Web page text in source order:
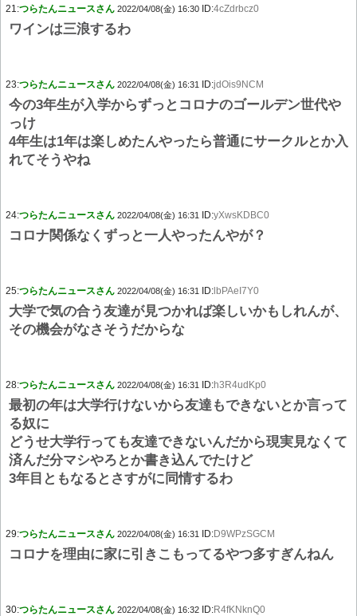
21:つらたんニュースさん 2022/04/08(金) 16:30 ID:4cZdrbcz0
ワインは三浪するわ
23:つらたんニュースさん 2022/04/08(金) 16:31 ID:jdOis9NCM
今の3年生が入学からずっとコロナのゴールデン世代や
っけ
4年生は1年は楽しめたんやったら普通にサークルとか入
れてそうやね
24:つらたんニュースさん 2022/04/08(金) 16:31 ID:yXwsKDBC0
コロナ関係なくずっと一人やったんやが？
25:つらたんニュースさん 2022/04/08(金) 16:31 ID: lbPAeI7Y0
大学で気の合う友達が見つかれば楽しいかもしれんが、
その機会がなさそうだからな
28:つらたんニュースさん 2022/04/08(金) 16:31 ID:h3R4udKp0
最初の年は大学行けないから友達もできないとか言って
る奴に
どうせ大学行っても友達できないんだから現実見なくて
済んだ分マシやろとか書き込んでたけど
3年目ともなるとさすがに同情するわ
29:つらたんニュースさん 2022/04/08(金) 16:31 ID:D9WPzSGCM
コロナを理由に家に引きこもってるやつ多すぎんねん
30:つらたんニュースさん 2022/04/08(金) 16:32 ID:R4fKNknQ0